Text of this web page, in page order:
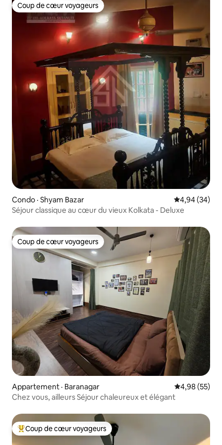
Coup de cœur voyageurs
Coup de cœur voyageurs
Condo · Shyam Bazar Note
4,94 (34)
Séjour classique au cœur du vieux Kolkata - Deluxe
Coup de cœur voyageurs
Coup de cœur voyageurs
Appartement · Baranagar Note
4,98 (55)
Chez vous, ailleurs Séjour chaleureux et élégant
Coup de cœur voyageurs parmi les plus aimés
Coup de cœur voyageurs